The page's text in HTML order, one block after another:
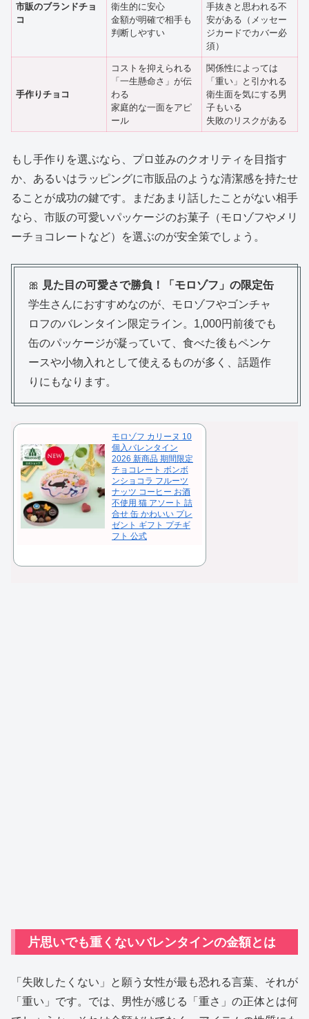
市販のブランドチョ
コ
衛生的に安心
金額が明確で相手も
判断しやすい
手抜きと思われる不
安がある（メッセー
ジカードでカバー必
須）
手作りチョコ
コストを抑えられる
「一生懸命さ」が伝
わる
家庭的な一面をアピ
ール
関係性によっては
「重い」と引かれる
衛生面を気にする男
子もいる
失敗のリスクがある
もし手作りを選ぶなら、プロ並みのクオリティを目指す
か、あるいはラッピングに市販品のような清潔感を持たせ
ることが成功の鍵です。まだあまり話したことがない相手
なら、市販の可愛いパッケージのお菓子（モロゾフやメリ
ーチョコレートなど）を選ぶのが安全策でしょう。
🎀 見た目の可愛さで勝負！「モロゾフ」の限定缶
学生さんにおすすめなのが、モロゾフやゴンチャ
ロフのバレンタイン限定ライン。1,000円前後でも
缶のパッケージが凝っていて、食べた後もペンケ
ースや小物入れとして使えるものが多く、話題作
りにもなります。
モロゾフ カリーヌ 10
個入バレンタイン
2026 新商品 期間限定
チョコレート ボンボ
ンショコラ フルーツ
ナッツ コーヒー お酒
不使用 猫 アソート 詰
合せ 缶 かわいい プレ
ゼント ギフト プチギ
フト 公式
片思いでも重くないバレンタインの金額とは
「失敗したくない」と願う女性が最も恐れる言葉、それが
「重い」です。では、男性が感じる「重さ」の正体とは何